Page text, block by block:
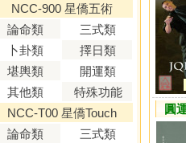
NCC-900 星僑五術
論命類
三式類
卜卦類
擇日類
堪輿類
開運類
其他類
特殊功能
NCC-T00 星僑Touch
論命類
三式類
圓